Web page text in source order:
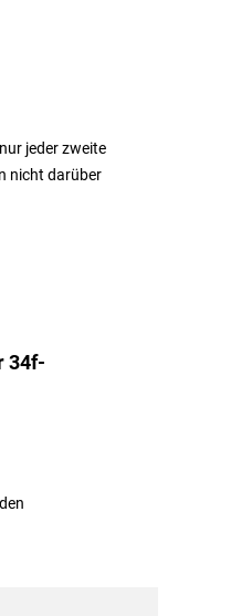
jeder zweite
nicht darüber
34f-